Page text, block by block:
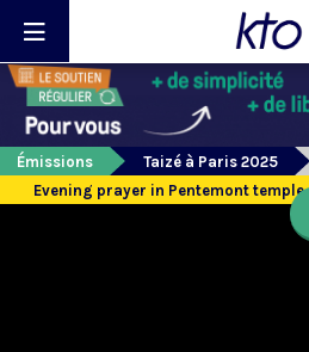
Émissions
Taizé à Paris 2025
Evening prayer in Pentemont